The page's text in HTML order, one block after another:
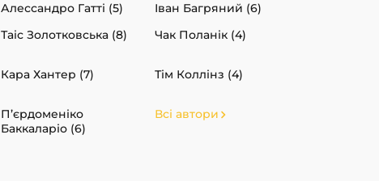
Алессандро Гатті (5)
Іван Багряний (6)
Таіс Золотковська (8) Чак Поланік (4)
Кара Хантер (7) Тім Коллінз (4)
П’єрдоменіко
Баккаларіо (6)
Всі автори